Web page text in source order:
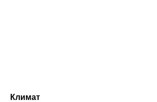
Климат